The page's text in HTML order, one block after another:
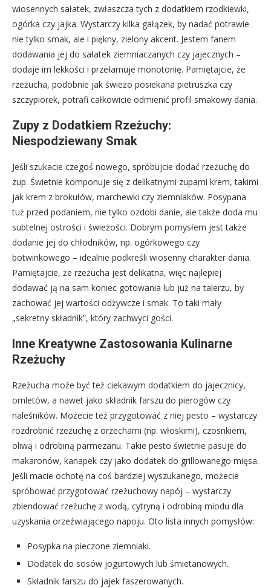
wiosennych sałatek, zwłaszcza tych z dodatkiem rzodkiewki,
ogórka czy jajka. Wystarczy kilka gałązek, by nadać potrawie
nie tylko smak, ale i piękny, zielony akcent. Jestem fanem
dodawania jej do sałatek ziemniaczanych czy jajecznych –
dodaje im lekkości i przełamuje monotonię. Pamiętajcie, że
rzeżucha, podobnie jak świeżo posiekana pietruszka czy
szczypiorek, potrafi całkowicie odmienić profil smakowy dania.
Zupy z Dodatkiem Rzeżuchy:
Niespodziewany Smak
Jeśli szukacie czegoś nowego, spróbujcie dodać rzeżuchę do
zup. Świetnie komponuje się z delikatnymi zupami krem, takimi
jak krem z brokułów, marchewki czy ziemniaków. Posypana
tuż przed podaniem, nie tylko ozdobi danie, ale także doda mu
subtelnej ostrości i świeżości. Dobrym pomysłem jest także
dodanie jej do chłodników, np. ogórkowego czy
botwinkowego – idealnie podkreśli wiosenny charakter dania.
Pamiętajcie, że rzeżucha jest delikatna, więc najlepiej
dodawać ją na sam koniec gotowania lub już na talerzu, by
zachować jej wartości odżywcze i smak. To taki mały
„sekretny składnik”, który zachwyci gości.
Inne Kreatywne Zastosowania Kulinarne
Rzeżuchy
Rzeżucha może być też ciekawym dodatkiem do jajecznicy,
omletów, a nawet jako składnik farszu do pierogów czy
naleśników. Możecie też przygotować z niej pesto – wystarczy
rozdrobnić rzeżuchę z orzechami (np. włoskimi), czosnkiem,
oliwą i odrobiną parmezanu. Takie pesto świetnie pasuje do
makaronów, kanapek czy jako dodatek do grillowanego mięsa.
Jeśli macie ochotę na coś bardziej wyszukanego, możecie
spróbować przygotować rzeżuchowy napój – wystarczy
zblendować rzeżuchę z wodą, cytryną i odrobiną miodu dla
uzyskania orzeźwiającego napoju. Oto lista innych pomysłów:
Posypka na pieczone ziemniaki.
Dodatek do sosów jogurtowych lub śmietanowych.
Składnik farszu do jajek faszerowanych.